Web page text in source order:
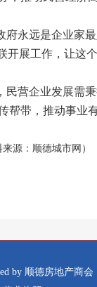
远是企业家最
展工作，让这
营企业发展需
带，推动事业
来源：顺德城市网）
by 顺德房地产商会